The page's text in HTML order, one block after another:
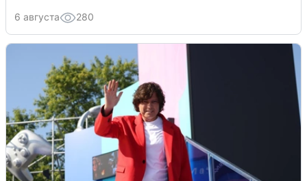
6 августа 280